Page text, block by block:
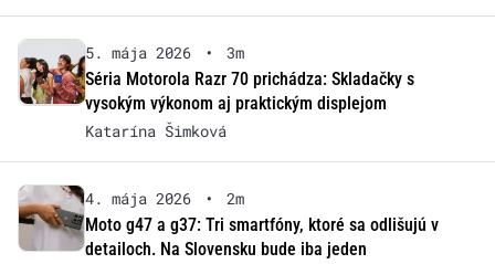
5. mája 2026 •
3m
Séria Motorola Razr 70 prichádza: Skladačky s
vysokým výkonom aj praktickým displejom
Katarína Šimková
4. mája 2026 •
2m
Moto g47 a g37: Tri smartfóny, ktoré sa odlišujú v
detailoch. Na Slovensku bude iba jeden